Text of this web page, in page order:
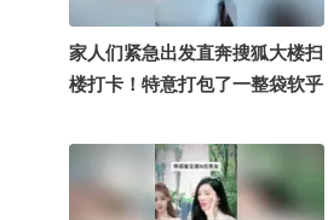
家人们紧急出发直奔搜狐大楼扫
楼打卡！特意打包了一整袋软乎
事、偶遇粉丝统统免费送沉浸式
探秘大厂办公区+线下派送福利
全程直播，蹲住更新别错过～